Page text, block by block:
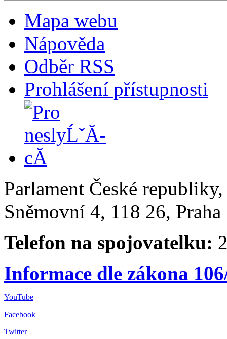
Mapa webu
Nápověda
Odběr RSS
Prohlášení přístupnosti
Parlament České
Sněmovní 4, 118 26,
Telefon na spojovatelku:
Informace dle zákona
YouTube
Facebook
Twitter